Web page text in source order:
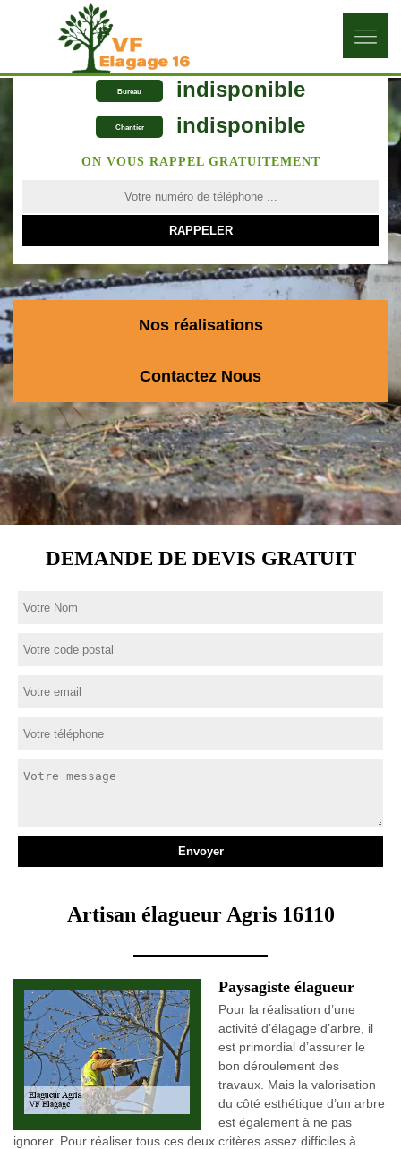
Bureau indisponible
Chantier indisponible
ON VOUS RAPPEL GRATUITEMENT
Nos réalisations
Contactez Nous
DEMANDE DE DEVIS GRATUIT
Artisan élagueur Agris 16110
Paysagiste élagueur
Pour la réalisation d’une
activité d’élagage d’arbre, il
est primordial d’assurer le
bon déroulement des
travaux. Mais la valorisation
du côté esthétique d’un arbre
est également à ne pas
ignorer. Pour réaliser tous ces deux critères assez difficiles à